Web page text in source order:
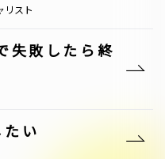
リスト
失敗したら終
い